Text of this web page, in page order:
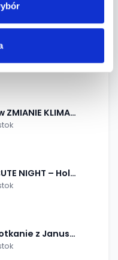
- Wielki Turniej
KLIMATU
z Januszem